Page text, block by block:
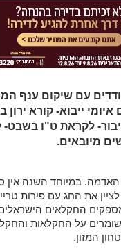
עם שיקום ענף
ייבוא- קורא ירון
לקראת ט"ו בשבט-
מיובאים.
במיוחד השנה אין
את החג עם פירות
החקלאים
על החקלאות
המזון.